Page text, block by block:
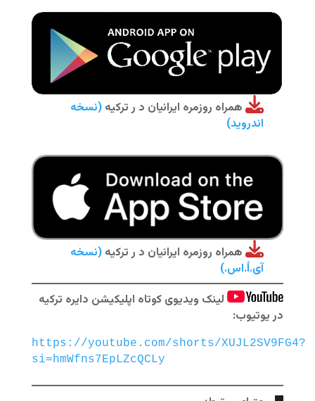
همراه روزمره ایرانیان د ر ترکیه(نسخه
اندروید)
همراه روزمره ایرانیان د ر ترکیه(نسخه
آی.اُ.اس.)
لینک ویدیوی کوتاه اپلیکیشن دایره ترکیه
در یوتیوب:
https://youtube.com/shorts/XUJL2SV9FG4?
si=hmWfns7EpLZcQCLy